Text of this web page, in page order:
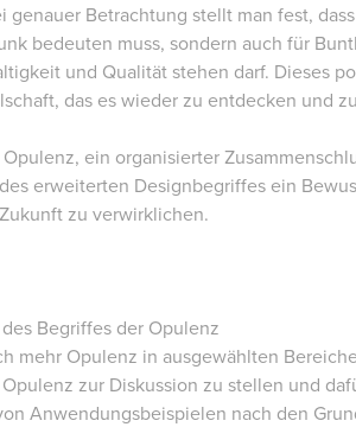
genauer Betrachtung stellt man fest,
bedeuten muss, sondern auch für
und Qualität stehen darf. Dieses
das es wieder zu entdecken und
ein organisierter
erweiterten Designbegriffes ein
zu verwirklichen.
Begriffes der Opulenz
mehr Opulenz in ausgewählten
zur Diskussion zu stellen und
Anwendungsbeispielen nach den